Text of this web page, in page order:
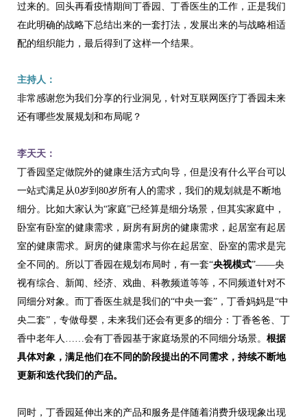
过来的。回头再看疫情期间丁香园、丁香医生的工作，正是我们
在此明确的战略下总结出来的一套打法，发展出来的与战略相适
配的组织能力，最后得到了这样一个结果。
主持人：
非常感谢您为我们分享的行业洞见，针对互联网医疗丁香园未来
还有哪些发展规划和布局呢？
李天天：
丁香园坚定做院外的健康生活方式向导，但是没有什么平台可以
一站式满足从0岁到80岁所有人的需求，我们的规划就是不断地
细分。比如大家认为“家庭”已经算是细分场景，但其实家庭中，
卧室有卧室的健康需求，厨房有厨房的健康需求，起居室有起居
室的健康需求。厨房的健康需求与你在起居室、卧室的需求是完
全不同的。所以丁香园在规划布局时，有一套“央视模式”——央
视有综合、新闻、经济、戏曲、科教频道等等，不同频道针对不
同细分对象。而丁香医生就是我们的“中央一套”，丁香妈妈是“中
央二套”，专做母婴，未来我们还会有更多的细分：丁香爸爸、丁
香中老年人……会有丁香园基于家庭场景的不同细分场景。 根据
具体对象，满足他们在不同的阶段提出的不同需求，持续不断地
更新和迭代我们的产品。
同时，丁香园延伸出来的产品和服务是伴随着消费升级现象出现